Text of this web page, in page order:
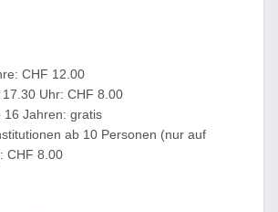
CHF 12.00
Uhr: CHF 8.00
16 Jahren: gratis
ab 10 Personen (nur auf
CHF 8.00